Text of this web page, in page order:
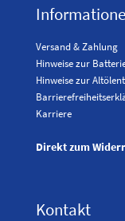
Versand & Zahlung
Hinweise zur
Hinweise zur
Karriere
Direkt zum
Kontakt